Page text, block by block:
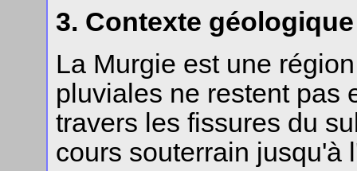
3. Contexte géologique
La Murgie est une
pluviales ne restent pas
travers les fissures du
cours souterrain jusqu'à